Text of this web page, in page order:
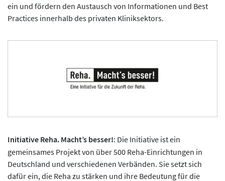
ein und fördern den Austausch von Informationen und Best
Practices innerhalb des privaten Kliniksektors.
Initiative Reha. Macht’s besser!: Die Initiative ist ein
gemeinsames Projekt von über 500 Reha-Einrichtungen in
Deutschland und verschiedenen Verbänden. Sie setzt sich
dafür ein, die Reha zu stärken und ihre Bedeutung für die